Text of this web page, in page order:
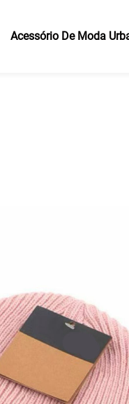
Acessório De Moda